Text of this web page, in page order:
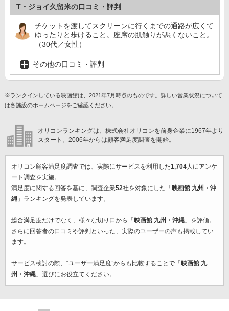
T・ジョイ久留米の口コミ・評判
チケットを渡してスクリーンに行くまでの通路が広くて
ゆったりと歩けること。座席の肌触りが悪くないこと。
（30代／女性）
その他の口コミ・評判
※ランクインしている映画館は、2021年7月時点のものです。詳しい営業状況について
は各施設のホームページをご確認ください。
オリコンランキングは、株式会社オリコンを前身企業に1967年より
スタート。2006年からは顧客満足度調査を開始。
オリコン顧客満足度調査では、実際にサービスを利用した1,704人にアンケ
ート調査を実施。
満足度に関する回答を基に、調査企業52社を対象にした「 映画館 九州・沖
縄」ランキングを発表しています。
総合満足度だけでなく、様々な切り口から「 映画館 九州・沖縄」を評価。
さらに回答者の口コミや評判といった、実際のユーザーの声も掲載してい
ます。
サービス検討の際、“ユーザー満足度”からも比較することで「 映画館 九
州・沖縄」選びにお役立てください。